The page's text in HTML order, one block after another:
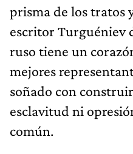
prisma de los tratos
escritor Turguéniev
ruso tiene un
mejores
soñado con
esclavitud ni
común.